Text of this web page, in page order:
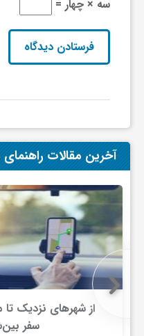
ن
ص
سه × چهار =
آخرین مقالات
از شهرهای نزدیک تا
سفر